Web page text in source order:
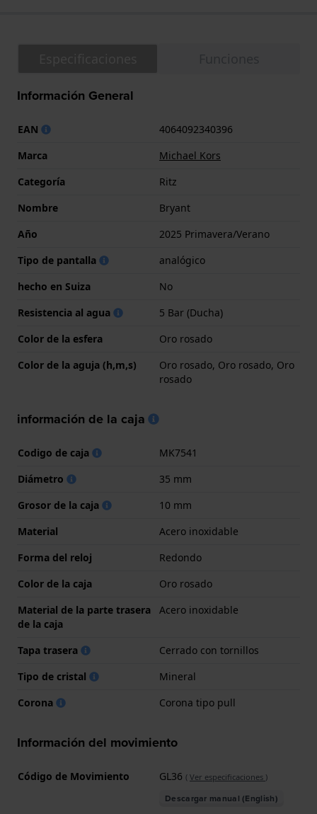
Información General
EAN
4064092340396
Marca
Michael Kors
Categoría
Ritz
Nombre
Bryant
Año
2025 Primavera/Verano
Tipo de pantalla
analógico
hecho en Suiza
No
Resistencia al agua
5 Bar (Ducha)
Color de la esfera
Oro rosado
Color de la aguja (h,m,s)
Oro rosado, Oro rosado, Oro
rosado
información de la caja
Codigo de caja
MK7541
Diámetro
35 mm
Grosor de la caja
10 mm
Material
Acero inoxidable
Forma del reloj
Redondo
Color de la caja
Oro rosado
Material de la parte trasera
de la caja
Acero inoxidable
Tapa trasera
Cerrado con tornillos
Tipo de cristal
Mineral
Corona
Corona tipo pull
Información del movimiento
Código de Movimiento GL36 ( Ver especificaciones )
Descargar manual (English)